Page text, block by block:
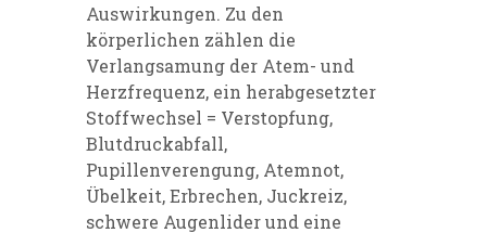
Auswirkungen. Zu den
körperlichen zählen die
Verlangsamung der Atem- und
Herzfrequenz, ein herabgesetzter
Stoffwechsel = Verstopfung,
Blutdruckabfall,
Pupillenverengung, Atemnot,
Übelkeit, Erbrechen, Juckreiz,
schwere Augenlider und eine